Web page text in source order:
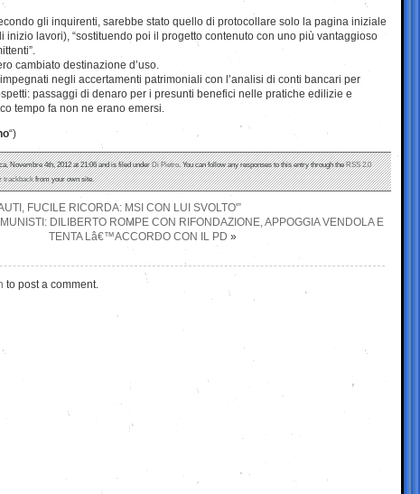
gli inquirenti, sarebbe stato quello di protocollare solo la pagina iniziale
inizio lavori), “sostituendo poi il progetto contenuto con uno più vantaggioso
cambiato destinazione d’uso.
negli accertamenti patrimoniali con l’analisi di conti bancari per
passaggi di denaro per i presunti benefici nelle pratiche edilizie e
tempo fa non ne erano emersi.
“)
Novembre 4th, 2012 at 21:06 and is filed underDi Pietro. You can follow any responses to this entry through theRSS 2.0
trackbackfrom your own site.
FUCILE RICORDA: MSI CON LUI SVOLTO'”
DILIBERTO ROMPE CON RIFONDAZIONE, APPOGGIA VENDOLA E
TENTA Lâ€™ACCORDO CON IL PD »
to post a comment.